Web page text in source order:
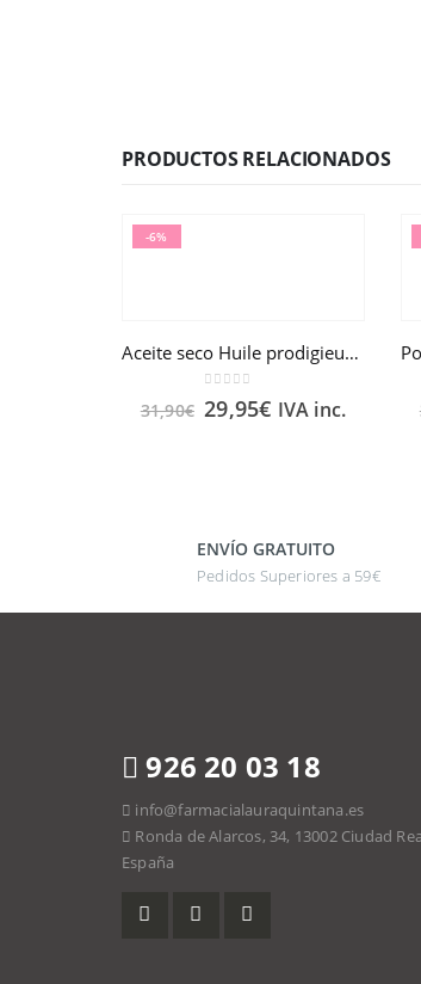
PRODUCTOS RELACIONADOS
-6%
Aceite seco Huile prodigieuse® NUXE 100ml
31,90€ 29,95€ IVA inc.
ENVÍO GRATUITO
Pedidos Superiores a 59€
926 20 03 18
info@farmacialauraquintana.es
Ronda de Alarcos, 34, 13002 Ciudad
España